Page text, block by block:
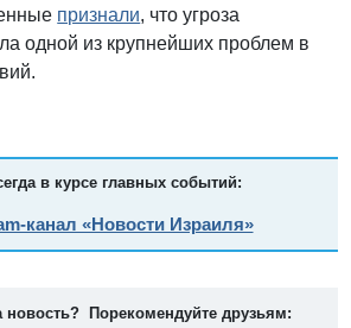
признали, что угроза
одной из крупнейших проблем в
в курсе главных событий:
канал «Новости Израиля»
новость? Порекомендуйте друзьям: